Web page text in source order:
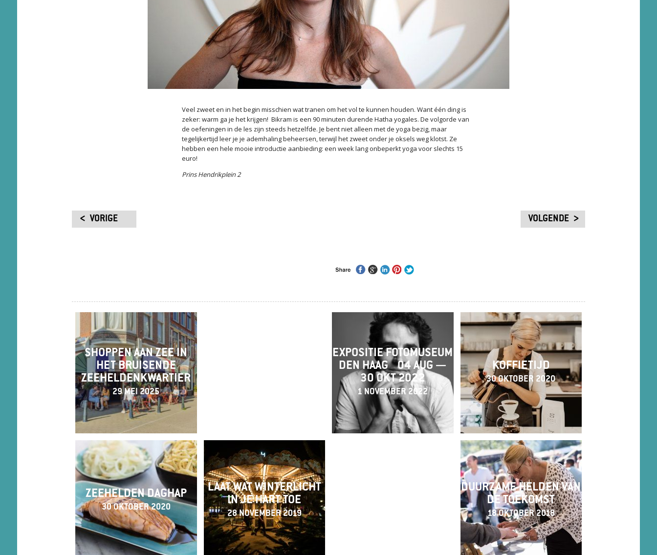
Veel zweet en in het begin misschien wat tranen om het vol te kunnen houden. Want één ding is
zeker: warm ga je het krijgen! Bikram is een 90 minuten durende Hatha yogales. De volgorde van
de oefeningen in de les zijn steeds hetzelfde. Je bent niet alleen met de yoga bezig, maar
tegelijkertijd leer je je ademhaling beheersen, terwijl het zweet onder je oksels weg klotst. Ze
hebben een hele mooie introductie aanbieding: een week lang onbeperkt yoga voor slechts 15
euro!
Prins Hendrikplein 2
VORIGE VOLGENDE
SHOPPEN AAN ZEE IN
HET BRUISENDE
ZEEHELDENKWARTIER
29 MEI 2025
EXPOSITIE FOTOMUSEUM
DEN HAAG ​​​​​​​04 AUG —
30 OKT 2022
1 NOVEMBER 2022
KOFFIETIJD
30 OKTOBER 2020
ZEEHELDEN DAGHAP
30 OKTOBER 2020
LAAT WAT WINTERLICHT
IN JE HART TOE
28 NOVEMBER 2019
DUURZAME HELDEN VAN
DE TOEKOMST
18 OKTOBER 2018